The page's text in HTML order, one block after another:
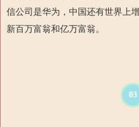
信公司是华为，中国还有世界上
新百万富翁和亿万富翁。
03